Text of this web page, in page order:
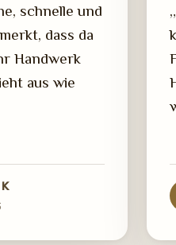
schnelle und
dass da
Handwerk
aus wie